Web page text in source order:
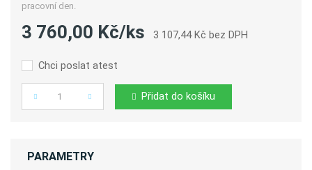
pracovní den.
3 760,00 Kč/ks 3 107,44 Kč bez DPH
Chci poslat atest
Počet Přidat do košíku
PARAMETRY